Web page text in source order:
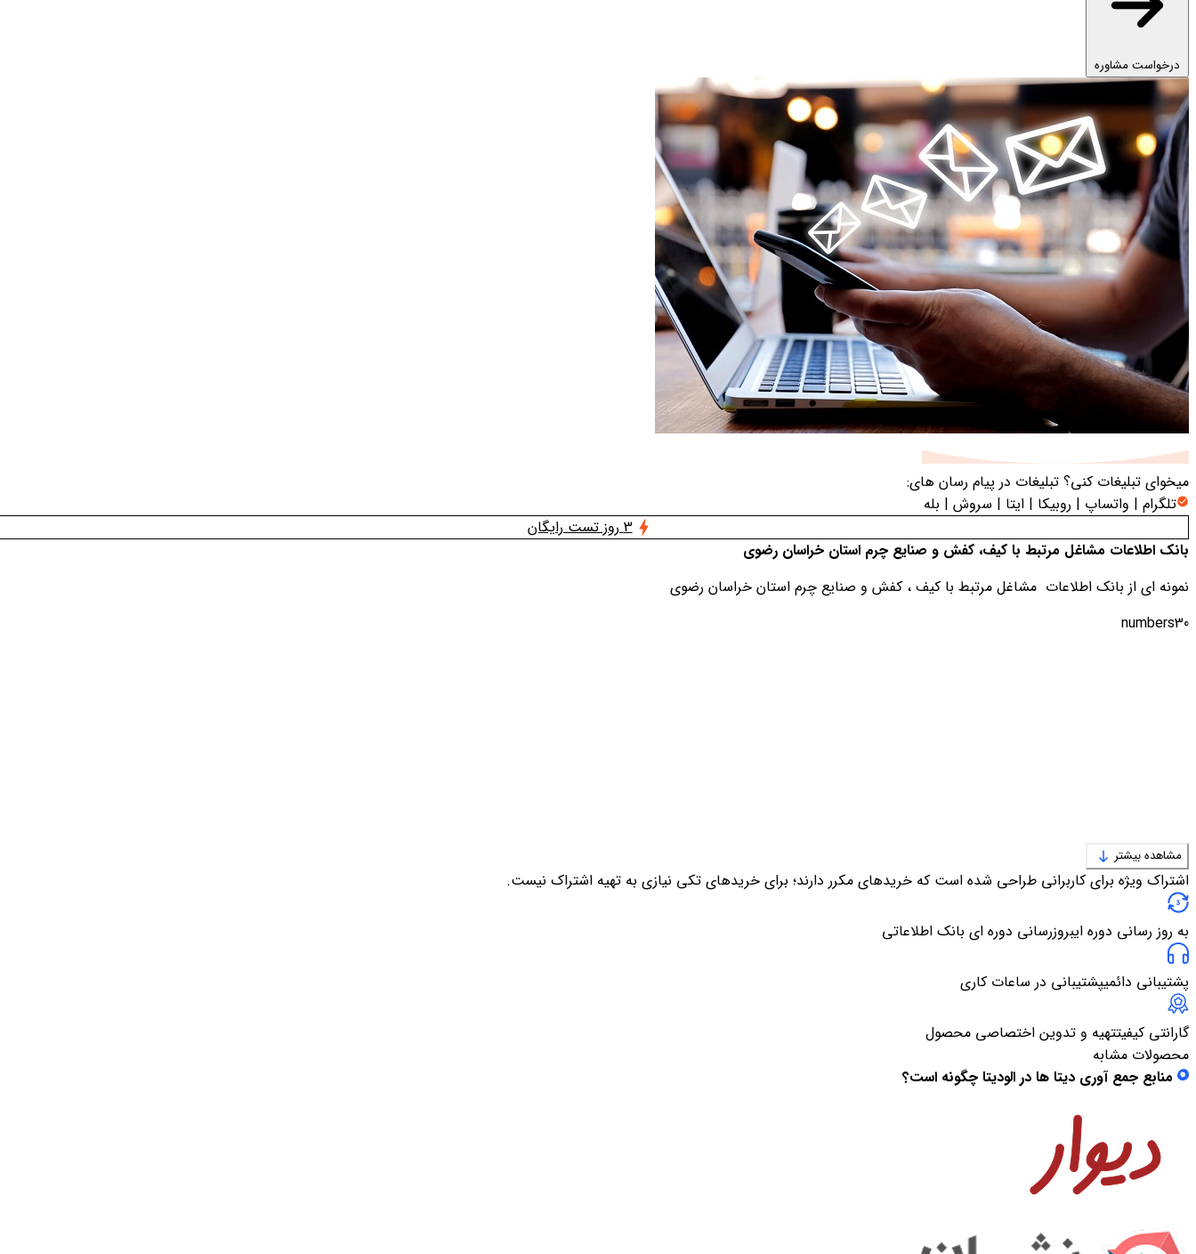
درخواست مشاوره
میخوای تبلیغات کنی؟ تبلیغات در پیام رسان های:
تلگرام | واتساپ | روبیکا | ایتا | سروش | بله
3 روز تست رایگان
بانک اطلاعات مشاغل مرتبط با كيف، كفش و صنايع چرم استان خراسان رضوی
نمونه ای از بانک اطلاعات مشاغل مرتبط با كيف ، كفش و صنايع چرم استان خراسان رضوی
numbers30
مشاهده بیشتر
اشتراک ویژه برای کاربرانی طراحی شده است که خریدهای مکرر دارند؛ برای خریدهای تکی نیازی به تهیه اشتراک نیست.
به روز رسانی دوره ایبروزرسانی دوره ای بانک اطلاعاتی
پشتیبانی دائمیپشتیبانی در ساعات کاری
گارانتی کیفیتتهیه و تدوین اختصاصی محصول
محصولات مشابه
منابع جمع آوری دیتا ها در الودیتا چگونه است؟